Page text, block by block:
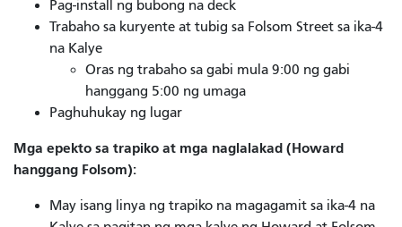
Pag-install ng bubong na deck
Trabaho sa kuryente at tubig sa Folsom Street sa ika-4
na Kalye
Oras ng trabaho sa gabi mula 9:00 ng gabi
hanggang 5:00 ng umaga
Paghuhukay ng lugar
Mga epekto sa trapiko at mga naglalakad (Howard
hanggang Folsom):
May isang linya ng trapiko na magagamit sa ika-4 na